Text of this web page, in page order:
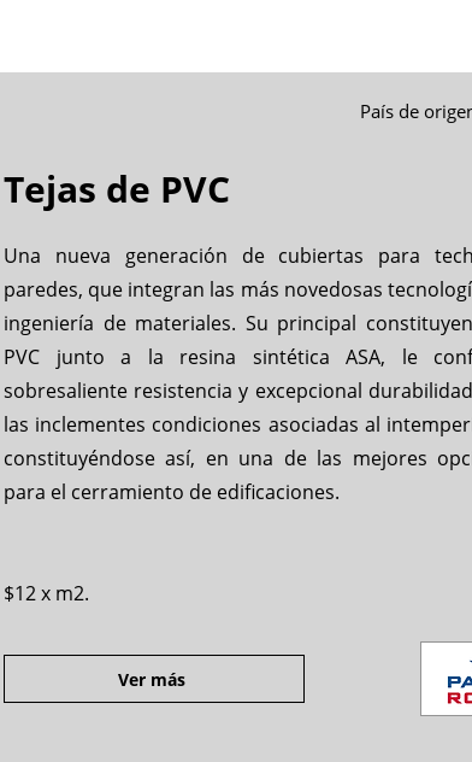
País de
Tejas de PVC
Una nueva generación de cubiertas para
paredes, que integran las más novedosas
ingeniería de materiales. Su principal
PVC junto a la resina sintética ASA, le
sobresaliente resistencia y excepcional
las inclementes condiciones asociadas al
constituyéndose así, en una de las mejores
para el cerramiento de edificaciones.
$12 x m2.
Ver más